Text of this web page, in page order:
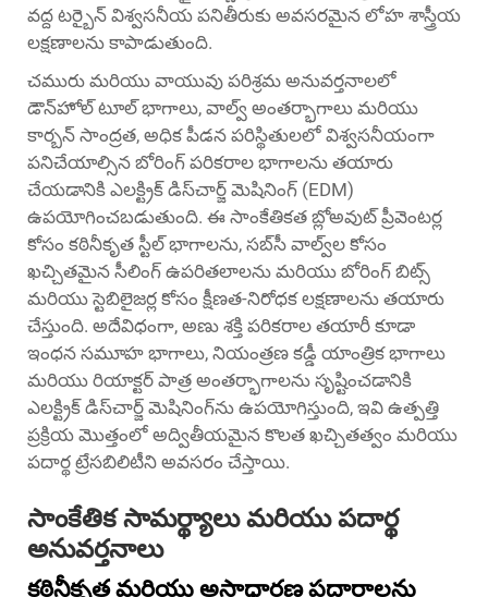
వద్ద టర్బైన్ విశ్వసనీయ పనితీరుకు అవసరమైన లోహ శాస్త్రీయ
లక్షణాలను కాపాడుతుంది.
చమురు మరియు వాయువు పరిశ్రమ అనువర్తనాలలో
డౌన్‌హోల్ టూల్ భాగాలు, వాల్వ్ అంతర్భాగాలు మరియు
కార్బన్ సాంద్రత, అధిక పీడన పరిస్థితులలో విశ్వసనీయంగా
పనిచేయాల్సిన బోరింగ్ పరికరాల భాగాలను తయారు
చేయడానికి ఎలక్ట్రిక్ డిస్‌చార్జ్ మెషినింగ్ (EDM)
ఉపయోగించబడుతుంది. ఈ సాంకేతికత బ్లోఅవుట్ ప్రీవెంటర్ల
కోసం కఠినీకృత స్టీల్ భాగాలను, సబ్‌సీ వాల్వ్‌ల కోసం
ఖచ్చితమైన సీలింగ్ ఉపరితలాలను మరియు బోరింగ్ బిట్స్
మరియు స్టెబిలైజర్ల కోసం క్షీణత-నిరోధక లక్షణాలను తయారు
చేస్తుంది. అదేవిధంగా, అణు శక్తి పరికరాల తయారీ కూడా
ఇంధన సమూహ భాగాలు, నియంత్రణ కడ్డీ యాంత్రిక భాగాలు
మరియు రియాక్టర్ పాత్ర అంతర్భాగాలను సృష్టించడానికి
ఎలక్ట్రిక్ డిస్‌చార్జ్ మెషినింగ్‌ను ఉపయోగిస్తుంది, ఇవి ఉత్పత్తి
ప్రక్రియ మొత్తంలో అద్వితీయమైన కొలత ఖచ్చితత్వం మరియు
పదార్థ ట్రేసబిలిటీని అవసరం చేస్తాయి.
సాంకేతిక సామర్థ్యాలు మరియు పదార్థ
అనువర్తనాలు
కఠినీకృత మరియు అసాధారణ పదార్థాలను